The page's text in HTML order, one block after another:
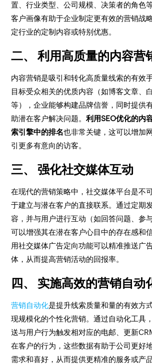
置、行业类型、公司规模、决策者的角色
客户画像有助于企业制定更有效的营销战
定行业的定制内容或特别优惠。
二、利用高质量的内容营
内容营销是吸引和转化高质量线索的有效
目标受众相关的优质内容（如博客文章、
等），企业能够构建品牌信誉，同时提供
助潜在客户解决问题。利用SEO优化的内
索引擎中的排名也非常关键，这可以增加
引更多有意向的访客。
三、强化社交媒体互动
在现代的营销策略中，社交媒体平台是不
于建立与潜在客户的直接联系。通过定期
容，并与用户进行互动（如回答问题、参
可以增强其在潜在客户心目中的存在感和
用社交媒体广告定向功能可以精准推送广
体，从而提高营销活动的回报率。
四、 实施高效的营销自动
营销自动化是提升线索质量和量的有效方
现规模化的个性化营销。通过自动化工具
送与用户行为触发相对应的电邮、更新
在客户的行为，这些数据有助于公司更好
需求和喜好，从而提供更精准的服务或产